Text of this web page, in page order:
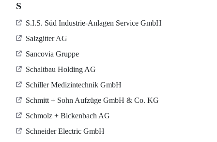
S
S.I.S. Süd Industrie-Anlagen Service GmbH
Salzgitter AG
Sancovia Gruppe
Schaltbau Holding AG
Schiller Medizintechnik GmbH
Schmitt + Sohn Aufzüge GmbH & Co. KG
Schmolz + Bickenbach AG
Schneider Electric GmbH